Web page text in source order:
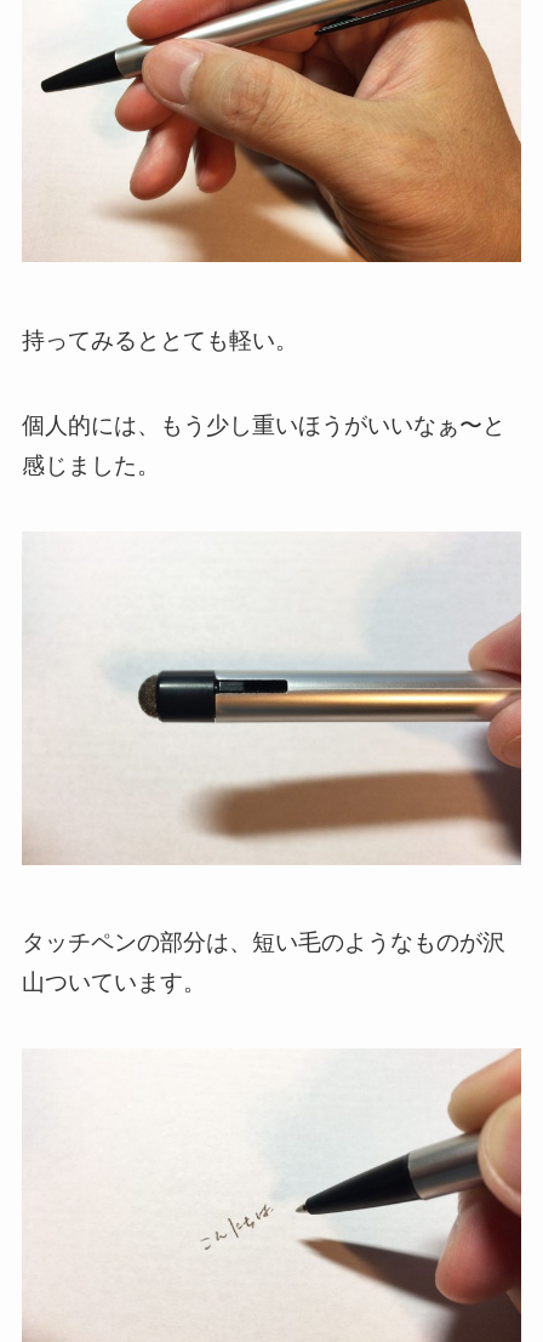
持ってみるととても軽い。
個人的には、もう少し重いほうがいいなぁ〜と
感じました。
タッチペンの部分は、短い毛のようなものが沢
山ついています。